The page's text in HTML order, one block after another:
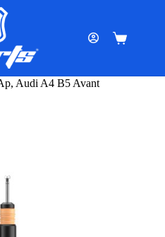
Carrinho
Audi A4 B5 Avant